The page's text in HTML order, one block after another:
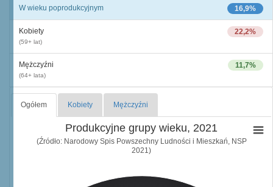
16,9%
W wieku poprodukcyjnym
22,2%
Kobiety
(59+ lat)
11,7%
Mężczyźni
(64+ lata)
Ogółem Kobiety Mężczyźni
Produkcyjne grupy wieku, 2021
(Źródło: Narodowy Spis Powszechny Ludności i Mieszkań, NSP
2021)